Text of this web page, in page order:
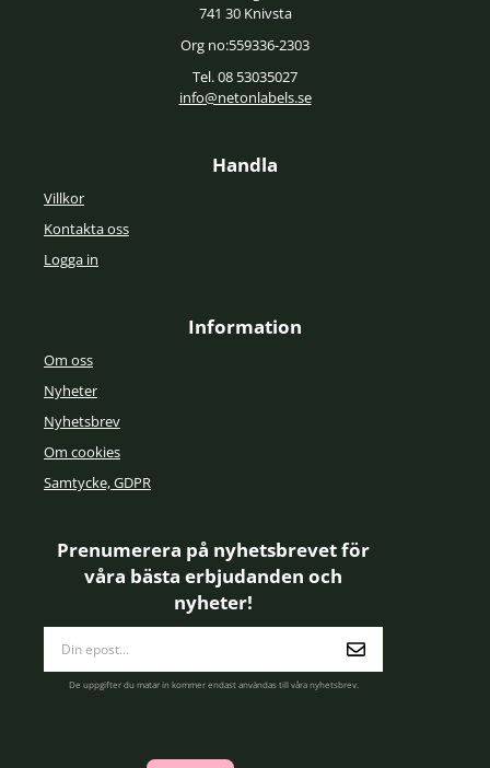
741 30 Knivsta
Org no:559336-2303
Tel. 08 53035027
info@netonlabels.se
Handla
Villkor
Kontakta oss
Logga in
Information
Om oss
Nyheter
Nyhetsbrev
Om cookies
Samtycke, GDPR
Prenumerera på nyhetsbrevet för
våra bästa erbjudanden och
nyheter!
postadress
De uppgifter du matar in kommer endast användas till våra nyhetsbrev.